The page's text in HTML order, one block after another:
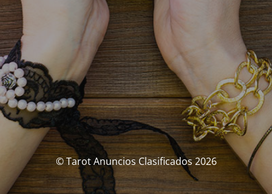
© Tarot Anuncios Clasificados 2026